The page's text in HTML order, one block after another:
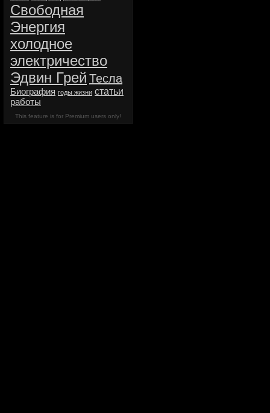
Свободная
Энергия
холодное
электричество
Эдвин Грей Тесла
Биография годы жизни статьи
работы
This feature is for Premium users only!